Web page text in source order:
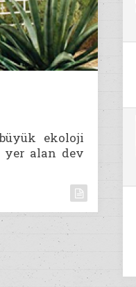
ekoloji
yer alan dev